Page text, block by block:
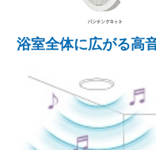
浴室全体に広がる高